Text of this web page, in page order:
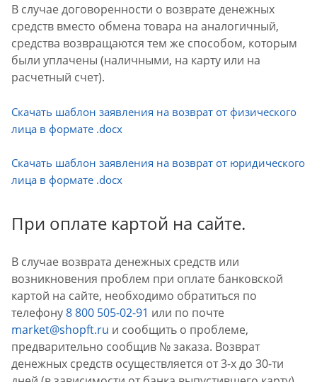
В случае договоренности о возврате денежных
средств вместо обмена товара на аналогичный,
средства возвращаются тем же способом, которым
были уплачены (наличными, на карту или на
расчетный счет).
Скачать шаблон заявления на возврат от физического
лица в формате .docx
Скачать шаблон заявления на возврат от юридического
лица в формате .docx
При оплате картой на сайте.
В случае возврата денежных средств или
возникновения проблем при оплате банковской
картой на сайте, необходимо обратиться по
телефону8 800 505-02-91 или по почте
market@shopft.ru и сообщить о проблеме,
предварительно сообщив № заказа. Возврат
денежных средств осуществляется от 3-х до 30-ти